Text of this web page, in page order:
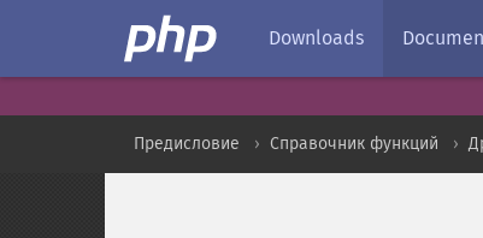
Downloads
Предисловие Справочник функций